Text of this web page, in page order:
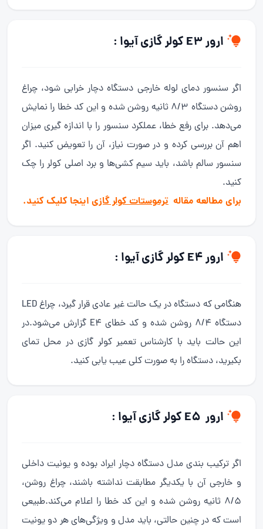
ارور E3 کولر گازی آیوا :
اگر سنسور دمای لوله خارجی دستگاه دچار خرابی شود، چراغ
روشن دستگاه 8/3 ثانیه روشن شده و این کد خطا را نمایش
می‌دهد. برای رفع خطا، عملکرد سنسور را با اندازه گیری میزان
اهم آن بررسی کرده و در صورت نیاز، آن را تعویض کنید. اگر
سنسور سالم باشد، باید سیم کشی‌ها و برد اصلی کولر را چک
کنید.
برای مطالعه مقاله ترموستات کولر گازی اینجا کلیک کنید.
ارور E4 کولر گازی آیوا :
هنگامی که دستگاه در یک حالت غیر عادی قرار گیرد، چراغ LED
دستگاه 8/4 روشن شده و کد خطای E4 گزارش می‌شود.در
این حالت باید با کارشناس تعمیر کولر گازی در محل تمای
بکیرید، دستگاه را به صورت کلی عیب یابی کنید.
ارور E5 کولر گازی آیوا :
اگر ترکیب بندی مدل دستگاه دچار ایراد بوده و یونیت داخلی
و خارجی آن با یکدیگر مطابقت نداشته باشند، چراغ روشن،
8/5 ثانیه روشن شده و این کد خطا را اعلام می‌کند.طبیعی
است که در چنین حالتی، باید مدل و ویژگی‌های هر دو یونیت